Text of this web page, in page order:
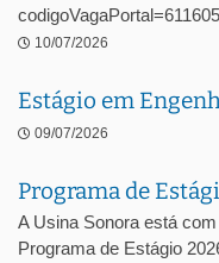
10/07/2026
Estágio em
09/07/2026
Programa de
A Usina Sonora está
Programa de Estágio